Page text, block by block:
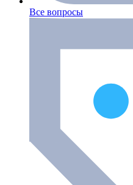
Все вопросы